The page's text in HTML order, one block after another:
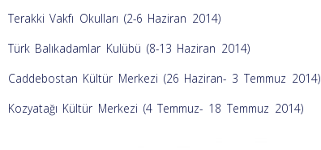
Terakki Vakfı Okulları (2-6 Haziran 2014)
Türk Balıkadamlar Kulübü (8-13 Haziran 2014)
Caddebostan Kültür Merkezi (26 Haziran- 3 Temmuz 2014)
Kozyatağı Kültür Merkezi (4 Temmuz- 18 Temmuz 2014)